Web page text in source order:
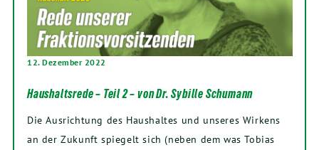
12. Dezember 2022
Haushaltsrede – Teil 2 – von Dr. Sybille Schumann
Die Ausrichtung des Haushaltes und unseres Wirkens
an der Zukunft spiegelt sich (neben dem was Tobias